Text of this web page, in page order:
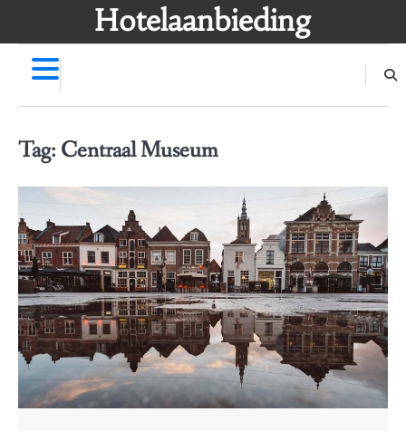
Hotelaanbieding
Tag: Centraal Museum